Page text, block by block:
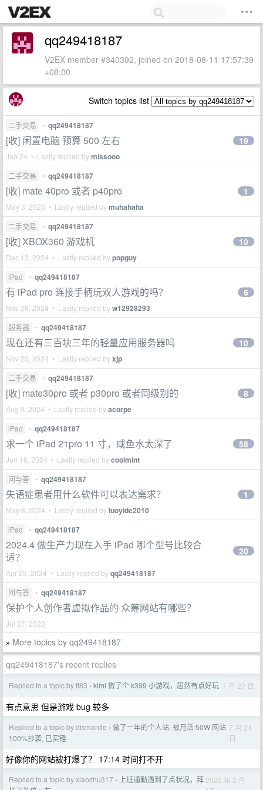
qq249418187
V2EX member #340392, joined on 2018-08-11 17:57:39
+08:00
Switch topics list
二手交易 • qq249418187
[收] 闲置电脑 预算 500 左右
Jan 24 • Lastly replied bymissooo
19
二手交易 • qq249418187
[收] mate 40pro 或者 p40pro
May 3, 2025 • Lastly replied bymuhahaha
1
二手交易 • qq249418187
[收] XBOX360 游戏机
Dec 13, 2024 • Lastly replied bypopguy
10
iPad • qq249418187
有 iPad pro 连接手柄玩双人游戏的吗？
Nov 26, 2024 • Lastly replied byw12928293
6
服务器 • qq249418187
现在还有三百块三年的轻量应用服务器吗
Nov 20, 2024 • Lastly replied byxjp
10
二手交易 • qq249418187
[收] mate30pro 或者 p30pro 或者同级别的
Aug 9, 2024 • Lastly replied byacorpe
8
iPad • qq249418187
求一个 iPad 21pro 11 寸，咸鱼水太深了
Jun 16, 2024 • Lastly replied bycoolmint
58
问与答 • qq249418187
失语症患者用什么软件可以表达需求？
May 8, 2024 • Lastly replied byluoyide2010
1
iPad • qq249418187
2024.4 做生产力现在入手 iPad 哪个型号比较合
适？
Apr 23, 2024 • Lastly replied byqq249418187
20
问与答 • qq249418187
保护个人创作者虚拟作品的 众筹网站有哪些？
Jul 27, 2023
» More topics by qq249418187
qq249418187's recent replies
Replied to a topic by tt83 › kimi 做了个 k399 小游戏，居然有点好玩 7 月 27 日
有点意思 但是游戏 bug 较多
Replied to a topic by dismantle › 做了一年的个人站, 被月活 50W 网站
100%抄袭, 已实锤
7 月 24
日
好像你的网站被打爆了？ 17:14 时间打不开
Replied to a topic by xiaozhu317 ›
上班通勤遇到了点状况，拜 2025 年 2 月